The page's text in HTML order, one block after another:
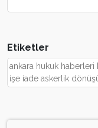
Etiketler
ankara hukuk
işe iade askerlik